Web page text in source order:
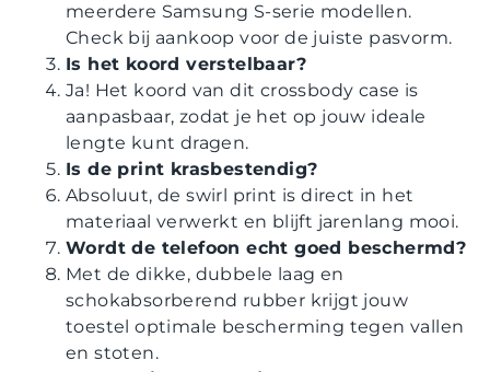
meerdere Samsung S-serie modellen.
Check bij aankoop voor de juiste pasvorm.
Is het koord verstelbaar?
Ja! Het koord van dit crossbody case is
aanpasbaar, zodat je het op jouw ideale
lengte kunt dragen.
Is de print krasbestendig?
Absoluut, de swirl print is direct in het
materiaal verwerkt en blijft jarenlang mooi.
Wordt de telefoon echt goed beschermd?
Met de dikke, dubbele laag en
schokabsorberend rubber krijgt jouw
toestel optimale bescherming tegen vallen
en stoten.